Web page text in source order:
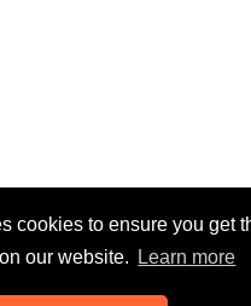
cookies to ensure you get
our website.
Learn more